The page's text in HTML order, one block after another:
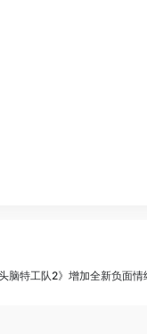
头脑特工队2》增加全新负面